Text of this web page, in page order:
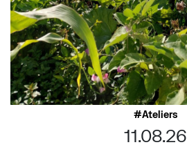
Ateliers
11.08.26